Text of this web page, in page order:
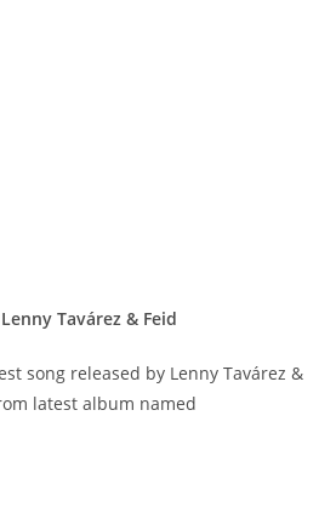
Tavárez & Feid
song released by Lenny Tavárez &
latest album named